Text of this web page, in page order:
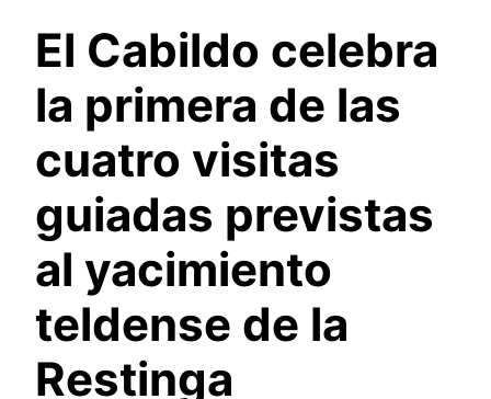
El Cabildo celebra
la primera de las
cuatro visitas
guiadas previstas
al yacimiento
teldense de la
Restinga